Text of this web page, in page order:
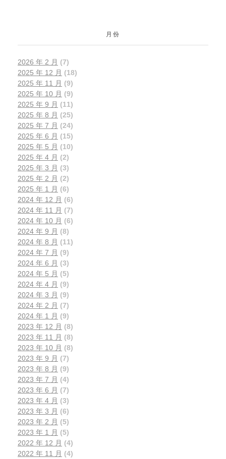
月份
2026 年 2 月 (7)
2025 年 12 月 (18)
2025 年 11 月 (9)
2025 年 10 月 (9)
2025 年 9 月 (11)
2025 年 8 月 (25)
2025 年 7 月 (24)
2025 年 6 月 (15)
2025 年 5 月 (10)
2025 年 4 月 (2)
2025 年 3 月 (3)
2025 年 2 月 (2)
2025 年 1 月 (6)
2024 年 12 月 (6)
2024 年 11 月 (7)
2024 年 10 月 (6)
2024 年 9 月 (8)
2024 年 8 月 (11)
2024 年 7 月 (9)
2024 年 6 月 (3)
2024 年 5 月 (5)
2024 年 4 月 (9)
2024 年 3 月 (9)
2024 年 2 月 (7)
2024 年 1 月 (9)
2023 年 12 月 (8)
2023 年 11 月 (8)
2023 年 10 月 (8)
2023 年 9 月 (7)
2023 年 8 月 (9)
2023 年 7 月 (4)
2023 年 6 月 (7)
2023 年 4 月 (3)
2023 年 3 月 (6)
2023 年 2 月 (5)
2023 年 1 月 (5)
2022 年 12 月 (4)
2022 年 11 月 (4)